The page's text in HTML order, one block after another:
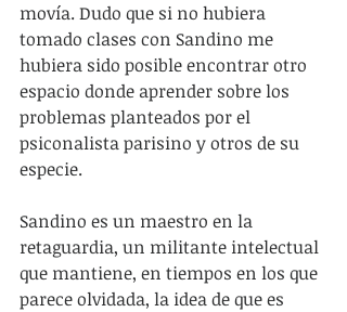
movía. Dudo que si no hubiera
tomado clases con Sandino me
hubiera sido posible encontrar otro
espacio donde aprender sobre los
problemas planteados por el
psiconalista parisino y otros de su
especie.
Sandino es un maestro en la
retaguardia, un militante intelectual
que mantiene, en tiempos en los que
parece olvidada, la idea de que es